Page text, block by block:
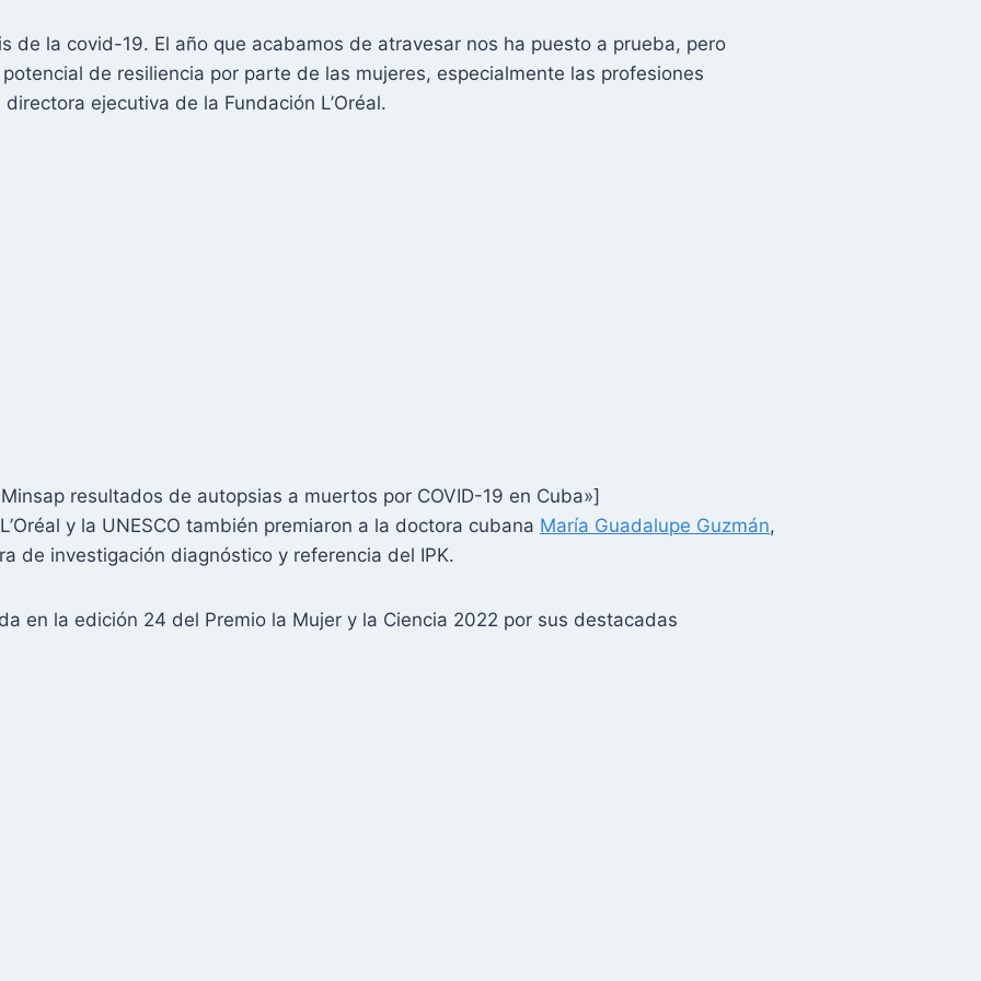
de la covid-19. El año que acabamos de atravesar nos ha puesto a prueba, pero
de resiliencia por parte de las mujeres, especialmente las profesiones
ejecutiva de la Fundación L’Oréal.
resultados de autopsias a muertos por COVID-19 en Cuba»]
y la UNESCO también premiaron a la doctora cubana María Guadalupe Guzmán,
de investigación diagnóstico y referencia del IPK.
en la edición 24 del Premio la Mujer y la Ciencia 2022 por sus destacadas